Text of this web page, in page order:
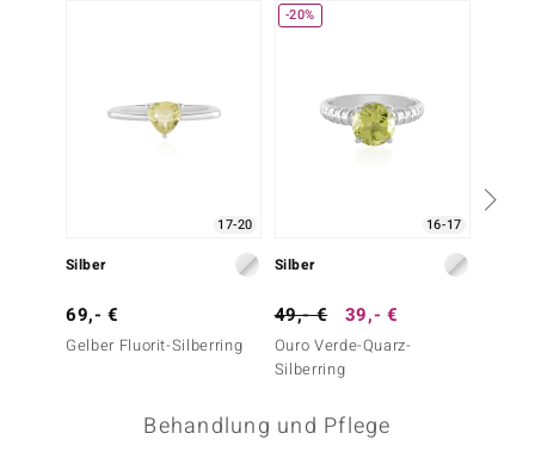
17-20
Silber
69,- €
Gelber Fluorit-Silberring
-20%
16-17
Silber
49,- € 39,- €
Ouro Verde-Quarz-
Silberring
Behandlung und Pflege